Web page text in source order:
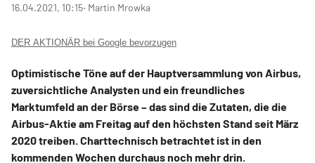
16.04.2021, 10:15‧ Martin Mrowka
DER AKTIONÄR bei Google bevorzugen
Optimistische Töne auf der Hauptversammlung von Airbus,
zuversichtliche Analysten und ein freundliches
Marktumfeld an der Börse – das sind die Zutaten, die die
Airbus-Aktie am Freitag auf den höchsten Stand seit März
2020 treiben. Charttechnisch betrachtet ist in den
kommenden Wochen durchaus noch mehr drin.